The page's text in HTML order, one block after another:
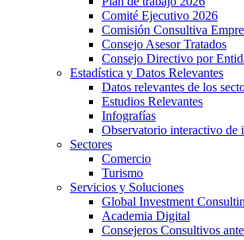
Comité Ejecutivo 2026
Comisión Consultiva
Consejo Asesor Tratados
Consejo Directivo por
Estadística y Datos Relevantes
Datos relevantes de los
Estudios Relevantes
Infografías
Observatorio interactivo de
Sectores
Comercio
Turismo
Servicios y Soluciones
Global Investment
Academia Digital
Consejeros Consultivos